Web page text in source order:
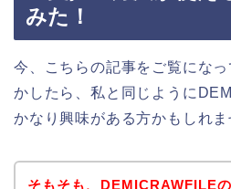
みた！
今、こちらの記事をご覧にな
かしたら、私と同じように
かなり興味がある方かもしれま
そもそも、DEMICRAWFILE